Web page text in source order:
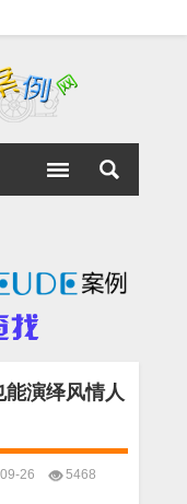
演绎风情人
09-26
5468